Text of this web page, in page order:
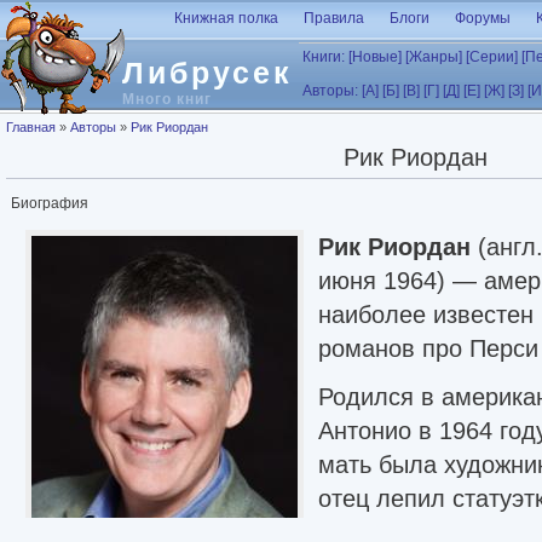
Перейти к основному содержанию
Либрусек
Много книг
Книжная полка Правила Блоги Форумы
Книги: [Новые] [Жанры] [Серии]
Авторы: [А] [Б] [В] [Г] [Д] [Е] [Ж] [З]
Вы здесь
Главная » Авторы » Рик Риордан
Рик Риордан
Биография
Рик Риордан
июня 1964) —
наиболее известен
романов про
Родился в
Антонио в 1964
мать была
отец лепил